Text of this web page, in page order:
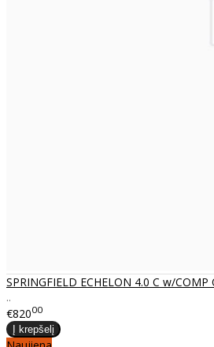
SPRINGFIELD ECHELON 4.0 C w/
..
€82000